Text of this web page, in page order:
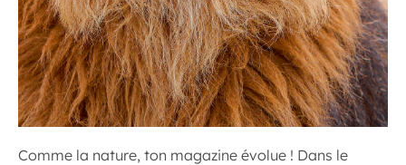
Comme la nature, ton magazine évolue ! Dans le